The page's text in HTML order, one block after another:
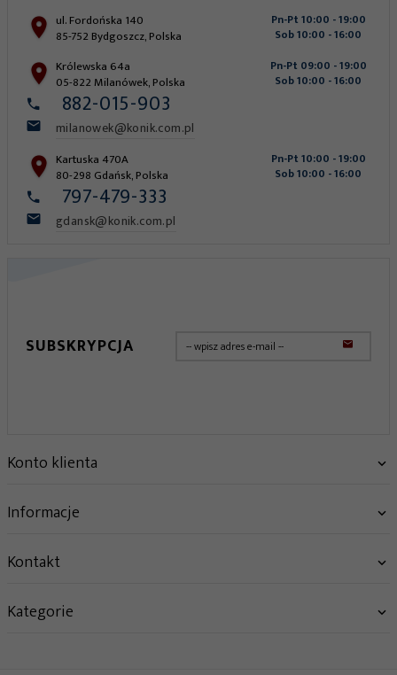
882-015-903
milanowek@konik.com.pl
Królewska 64a
05-822 Milanówek,Polska
Pn-Pt 09:00 - 19:00
Sob 10:00 - 16:00
797-479-333
gdansk@konik.com.pl
Kartuska 470A
80-298 Gdańsk,Polska
Pn-Pt 10:00 - 19:00
Sob 10:00 - 16:00
ul. Fordońska 140
85-752 Bydgoszcz,Polska
Pn-Pt 10:00 - 19:00
Sob 10:00 - 16:00
SUBSKRYPCJA
Konto klienta
Informacje
Kontakt
Kategorie